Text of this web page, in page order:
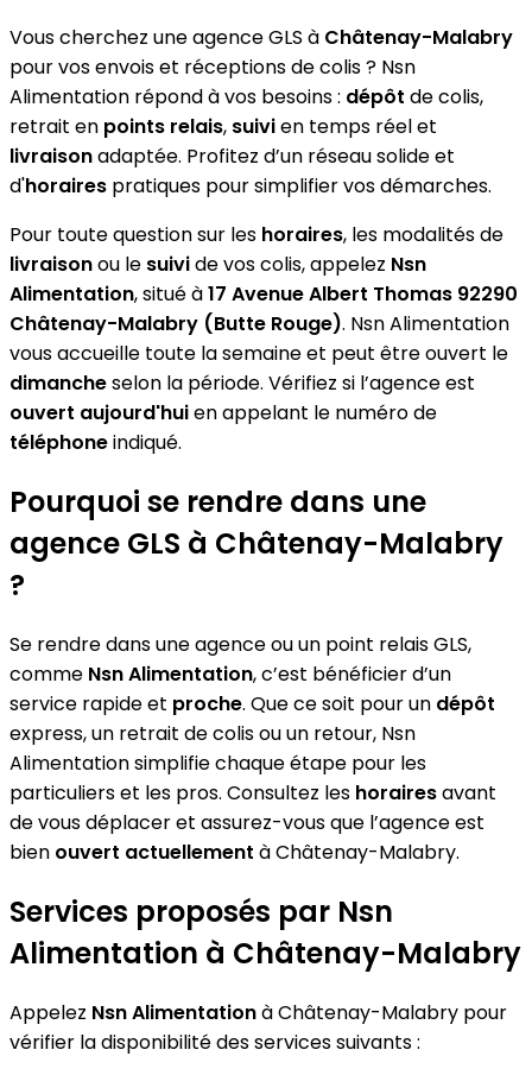
Vous cherchez une agence GLS à Châtenay-Malabry
pour vos envois et réceptions de colis ? Nsn
Alimentation répond à vos besoins : dépôt de colis,
retrait en points relais, suivien temps réel et
livraisonadaptée. Profitez d’un réseau solide et
d'horaires pratiques pour simplifier vos démarches.
Pour toute question sur les horaires, les modalités de
livraisonou le suivide vos colis, appelez Nsn
Alimentation, situé à17 Avenue Albert Thomas 92290
Châtenay-Malabry (Butte Rouge). Nsn Alimentation
vous accueille toute la semaine et peut être ouvert le
dimancheselon la période. Vérifiez si l’agence est
ouvert aujourd'huien appelant le numéro de
téléphoneindiqué.
Pourquoi se rendre dans une
agence GLS à Châtenay-Malabry
?
Se rendre dans une agence ou un point relais GLS,
comme Nsn Alimentation, c’est bénéficier d’un
service rapide et proche. Que ce soit pour un dépôt
express, un retrait de colis ou un retour, Nsn
Alimentation simplifie chaque étape pour les
particuliers et les pros. Consultez les horairesavant
de vous déplacer et assurez-vous que l’agence est
bien ouvert actuellement à Châtenay-Malabry.
Services proposés par Nsn
Alimentation à Châtenay-Malabry
Appelez Nsn Alimentationà Châtenay-Malabry pour
vérifier la disponibilité des services suivants :